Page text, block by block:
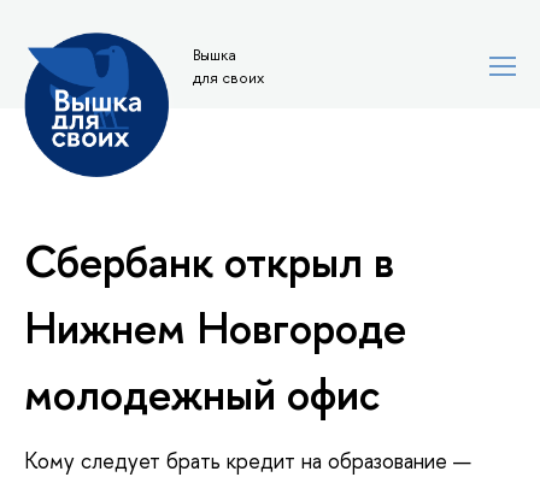
Вышка
для своих
Сбербанк открыл в
Нижнем Новгороде
молодежный офис
Кому следует брать кредит на образование —